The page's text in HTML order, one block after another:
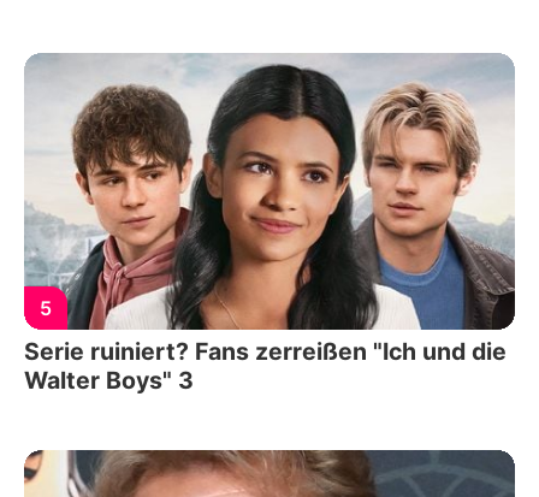
5
Serie ruiniert? Fans zerreißen "Ich und die
Walter Boys" 3